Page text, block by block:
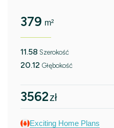
379 m²
11.58 Szerokość
20.12 Głębokość
3562zł
Exciting Home Plans